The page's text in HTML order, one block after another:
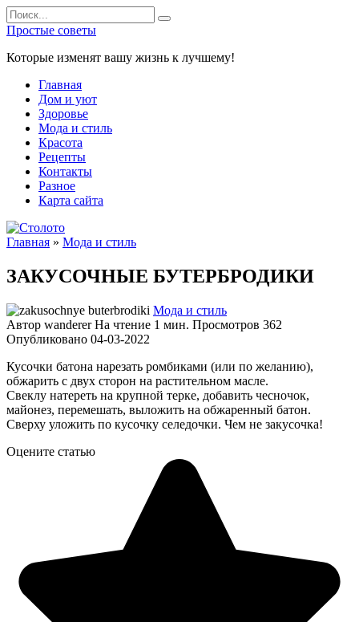
Перейти
к
содержанию
Search
for:
Простые советы
Которые изменят вашу жизнь к лучшему!
Главная
Дом и уют
Здоровье
Мода и стиль
Красота
Рецепты
Контакты
Разное
Карта сайта
Главная » Мода и стиль
ЗАКУСОЧНЫЕ БУТЕРБРОДИКИ
Мода и стиль
Автор wanderer На чтение 1 мин. Просмотров 362
Опубликовано 04-03-2022
Кусочки батона нарезать ромбиками (или по желанию),
обжарить с двух сторон на растительном масле.
Свеклу натереть на крупной терке, добавить чесночок,
майонез, перемешать, выложить на обжаренный батон.
Сверху уложить по кусочку селедочки. Чем не закусочка!
Оцените статью